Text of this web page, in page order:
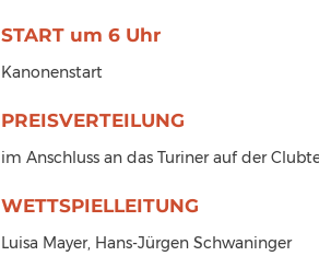
START um 6 Uhr
Kanonenstart
PREISVERTEILUNG
im Anschluss an das Turiner auf der
WETTSPIELLEITUNG
Luisa Mayer, Hans-Jürgen Schwaninger